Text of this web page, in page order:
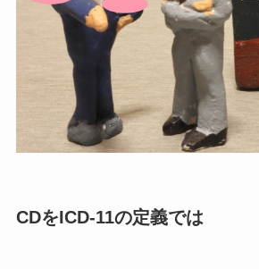
CDをICD-11の定義では